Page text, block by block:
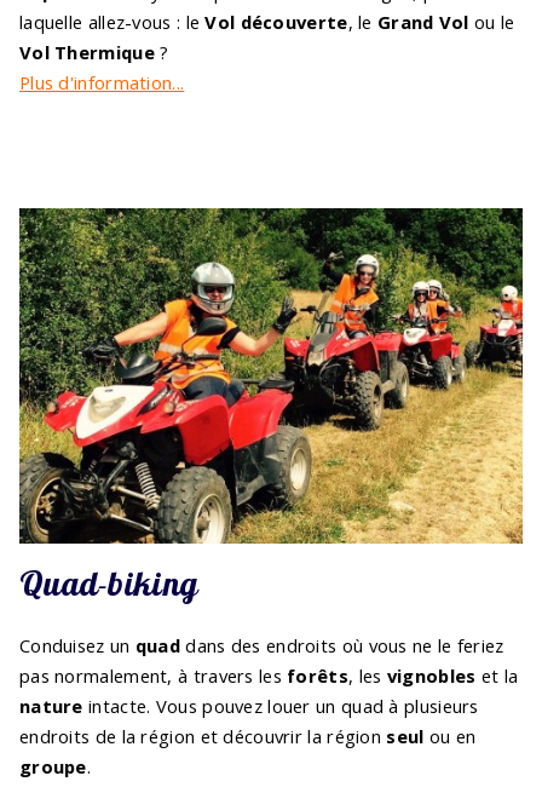
laquelle allez-vous : leVol découverte, le Grand Vol ou le
Vol Thermique?
Plus d'information...
Quad-biking
Conduisez un quad dans des endroits où vous ne le feriez
pas normalement, à travers les forêts, les vignobles et la
nature intacte. Vous pouvez louer un quad à plusieurs
endroits de la région et découvrir la région seul ou en
groupe.